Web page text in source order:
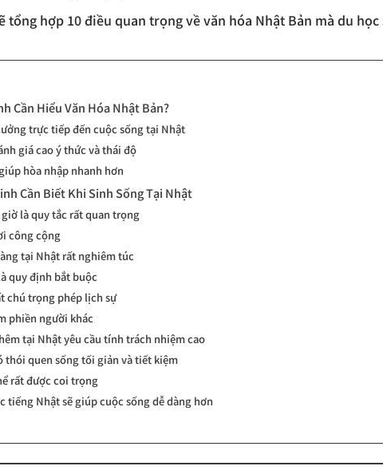
tổng hợp 10 điều quan trọng về văn hóa Nhật Bản mà du
Cần Hiểu Văn Hóa Nhật Bản?
trực tiếp đến cuộc sống tại Nhật
giá cao ý thức và thái độ
hòa nhập nhanh hơn
Cần Biết Khi Sinh Sống Tại Nhật
giờ là quy tắc rất quan trọng
công cộng
tại Nhật rất nghiêm túc
quy định bắt buộc
chú trọng phép lịch sự
phiền người khác
tại Nhật yêu cầu tính trách nhiệm cao
thói quen sống tối giản và tiết kiệm
rất được coi trọng
tiếng Nhật sẽ giúp cuộc sống dễ dàng hơn